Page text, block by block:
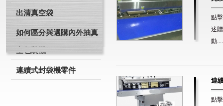
出清真空袋
如何區分與選購內外抽真
空包裝機
連續式封袋機零件
點
述
動
連
點